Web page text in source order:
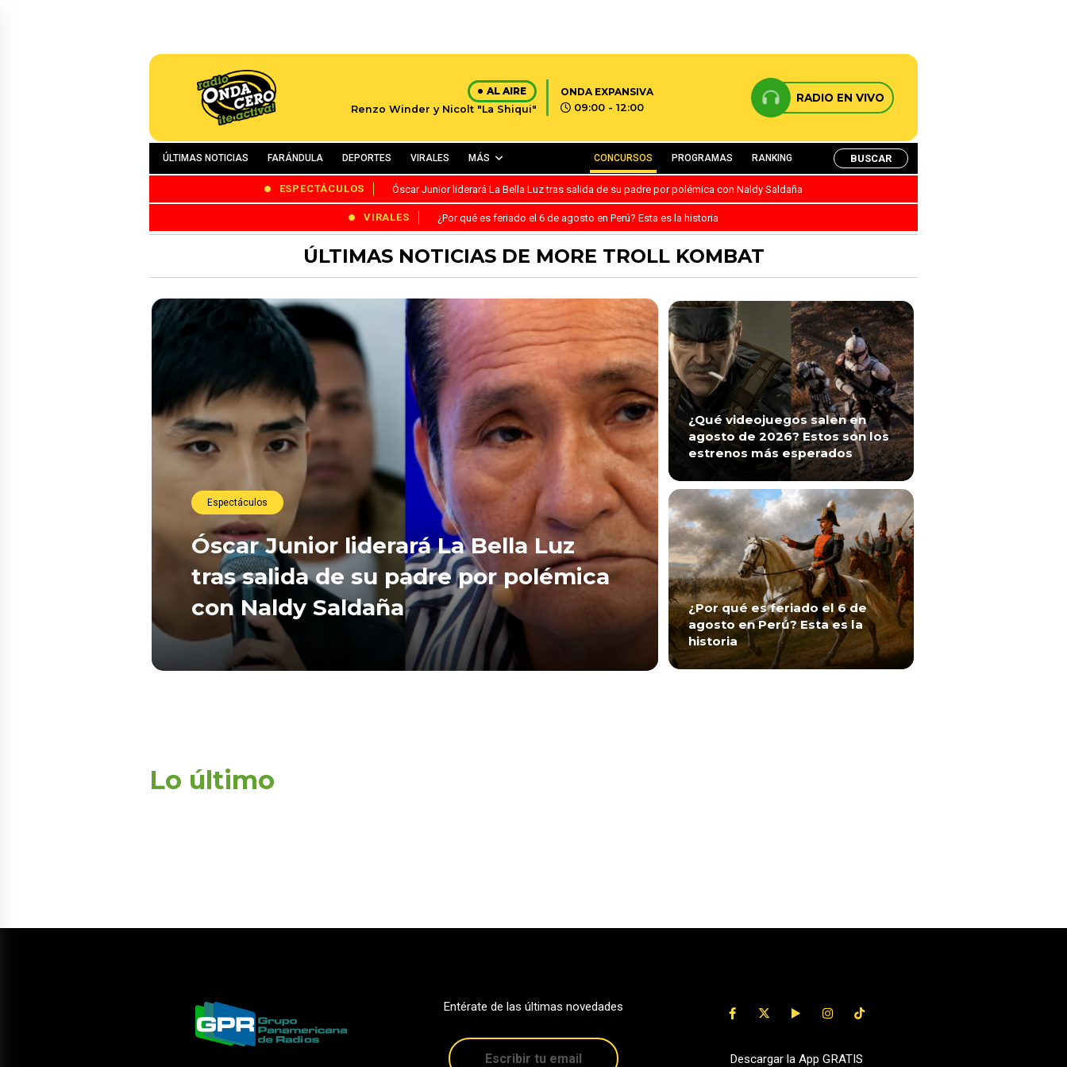
AL AIRE
Renzo Winder y Nicolt "La Shiqui"
ONDA EXPANSIVA
09:00 - 12:00
RADIO EN VIVO
ÚLTIMAS NOTICIAS FARÁNDULA DEPORTES VIRALES MÁS CONCURSOS PROGRAMAS RANKING BUSCAR
ESPECTÁCULOS Óscar Junior liderará La Bella Luz tras salida de su padre por polémica con Naldy Saldaña
VIRALES ¿Por qué es feriado el 6 de agosto en Perú? Esta es la historia
ÚLTIMAS NOTICIAS DE MORE TROLL KOMBAT
Espectáculos
Óscar Junior liderará La Bella Luz
tras salida de su padre por polémica
con Naldy Saldaña
¿Qué videojuegos salen en
agosto de 2026? Estos son los
estrenos más esperados
¿Por qué es feriado el 6 de
agosto en Perú? Esta es la
historia
Lo último
Entérate de las últimas novedades
Descargar la App GRATIS